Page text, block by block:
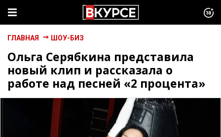
ГЛАВНАЯ ШОУ-БИЗ
Ольга Серябкина представила
новый клип и рассказала о
работе над песней «2 процента»